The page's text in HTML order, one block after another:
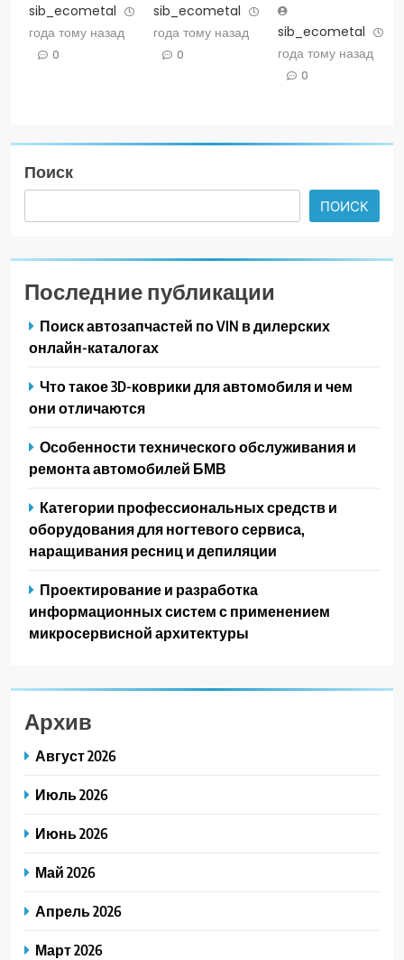
sib_ecometal
года тому назад
0
sib_ecometal
года тому назад
0
sib_ecometal
года тому назад
0
Поиск
ПОИСК
Последние публикации
Поиск автозапчастей по VIN в дилерских
онлайн-каталогах
Что такое 3D-коврики для автомобиля и чем
они отличаются
Особенности технического обслуживания и
ремонта автомобилей БМВ
Категории профессиональных средств и
оборудования для ногтевого сервиса,
наращивания ресниц и депиляции
Проектирование и разработка
информационных систем с применением
микросервисной архитектуры
Архив
Август 2026
Июль 2026
Июнь 2026
Май 2026
Апрель 2026
Март 2026